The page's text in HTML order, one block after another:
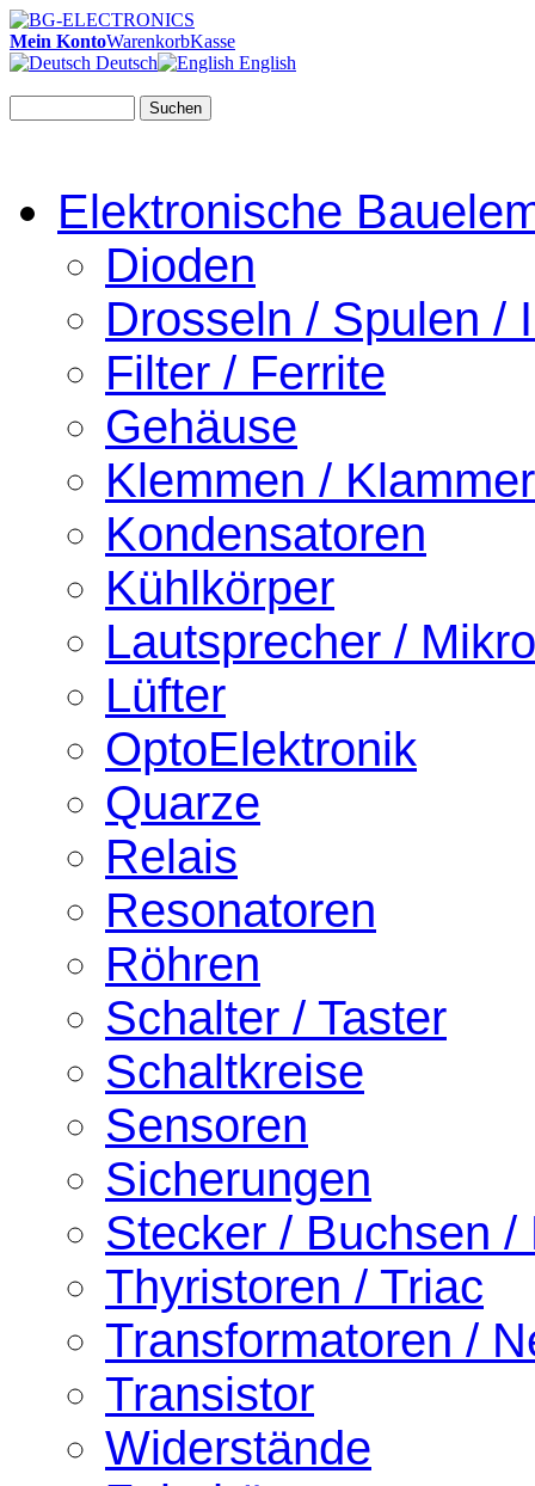
Mein KontoWarenkorbKasse
Deutsch
English
Suchen
Elektronische
Dioden
Drosseln / Spulen /
Filter / Ferrite
Gehäuse
Klemmen /
Kondensatoren
Kühlkörper
Lautsprecher /
Lüfter
OptoElektronik
Quarze
Relais
Resonatoren
Röhren
Schalter / Taster
Schaltkreise
Sensoren
Sicherungen
Stecker / Buchsen /
Thyristoren / Triac
Transformatoren /
Transistor
Widerstände